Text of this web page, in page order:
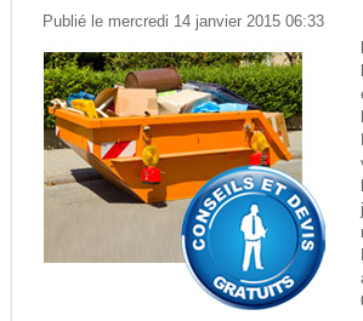
Publié le mercredi 14 janvier 2015 06:33